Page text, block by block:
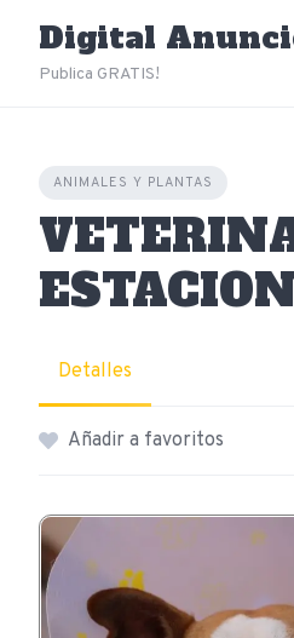
content
Digital
Publica GRATIS!
ANIMALES Y PLANTAS
ESTACION
Detalles
Añadir a favoritos